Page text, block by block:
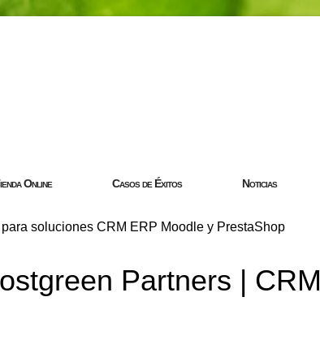
Online Casos de Éxitos Noticias
Partners | CRM